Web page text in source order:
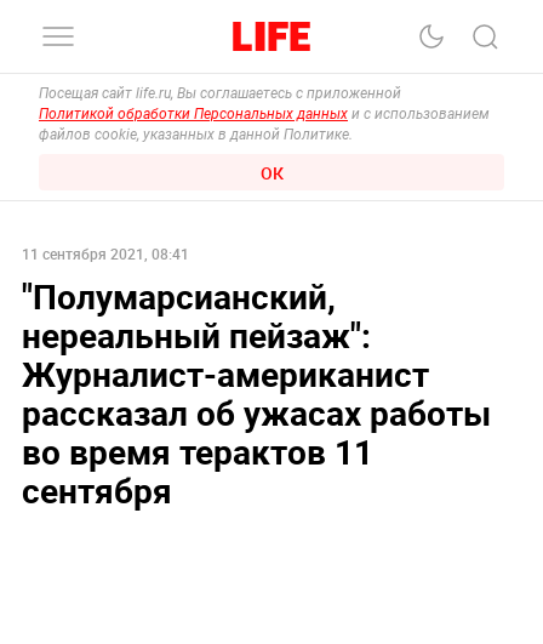
Посещая сайт life.ru, Вы соглашаетесь с приложенной
Политикой обработки Персональных данных и с использованием
файлов cookie, указанных в данной Политике.
ОК
11 сентября 2021, 08:41
"Полумарсианский,
нереальный пейзаж":
Журналист-американист
рассказал об ужасах работы
во время терактов 11
сентября